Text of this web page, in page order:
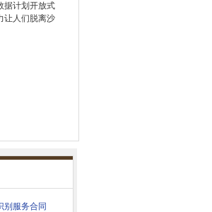
据计划开放式
让人们脱离沙
别服务合同